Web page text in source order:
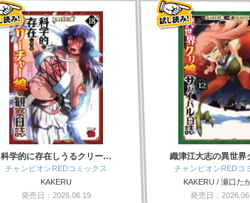
科学的に存在しうるクリー…
チャンピオンREDコミックス
KAKERU
発売日：2026.06.19
織津江大志の異世
チャンピオンREDコ
KAKERU / 瀬口た
発売日：